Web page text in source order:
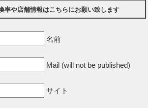
率や店舗情報はこちらにお願い致します
名前
Mail (will not be published)
サイト